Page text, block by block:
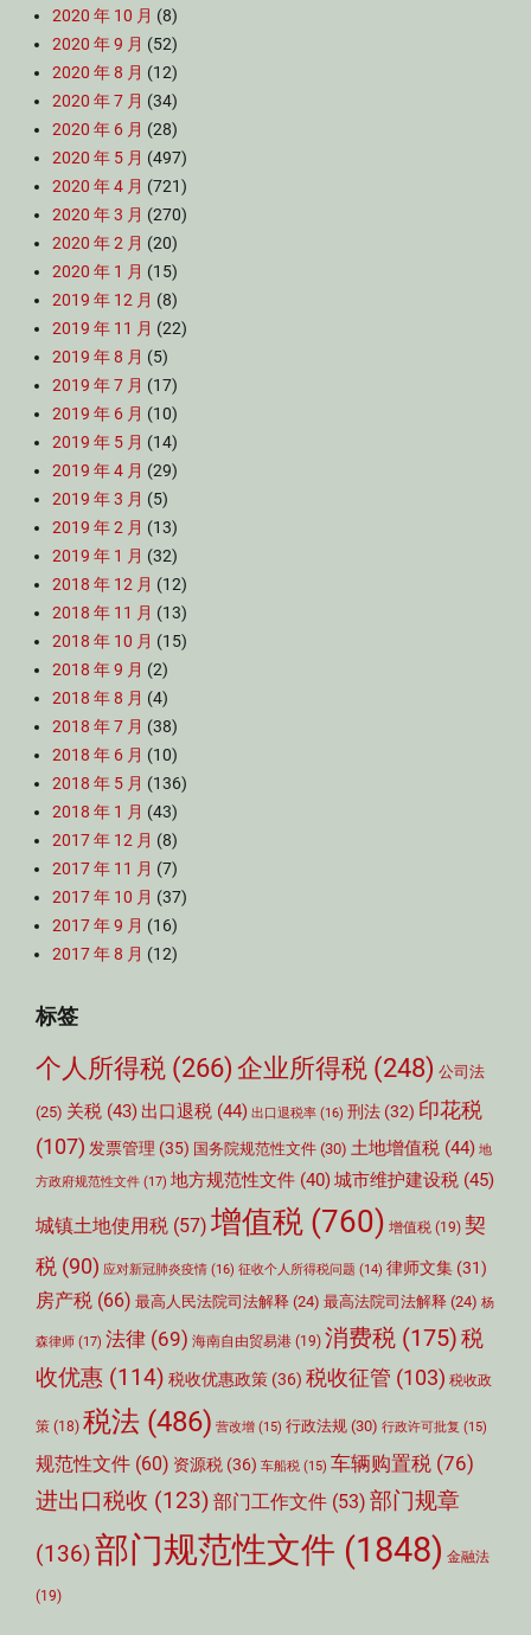
2020 年 10 月 (8)
2020 年 9 月 (52)
2020 年 8 月 (12)
2020 年 7 月 (34)
2020 年 6 月 (28)
2020 年 5 月 (497)
2020 年 4 月 (721)
2020 年 3 月 (270)
2020 年 2 月 (20)
2020 年 1 月 (15)
2019 年 12 月 (8)
2019 年 11 月 (22)
2019 年 8 月 (5)
2019 年 7 月 (17)
2019 年 6 月 (10)
2019 年 5 月 (14)
2019 年 4 月 (29)
2019 年 3 月 (5)
2019 年 2 月 (13)
2019 年 1 月 (32)
2018 年 12 月 (12)
2018 年 11 月 (13)
2018 年 10 月 (15)
2018 年 9 月 (2)
2018 年 8 月 (4)
2018 年 7 月 (38)
2018 年 6 月 (10)
2018 年 5 月 (136)
2018 年 1 月 (43)
2017 年 12 月 (8)
2017 年 11 月 (7)
2017 年 10 月 (37)
2017 年 9 月 (16)
2017 年 8 月 (12)
标签
个人所得税 (266) 企业所得税 (248) 公司法
(25) 关税 (43) 出口退税 (44) 出口退税率 (16) 刑法 (32) 印花税
(107) 发票管理 (35) 国务院规范性文件 (30) 土地增值税 (44) 地
方政府规范性文件 (17) 地方规范性文件 (40)城市维护建设税 (45)
城镇土地使用税 (57) 增值税 (760) 增值税 (19) 契
税 (90) 应对新冠肺炎疫情 (16) 征收个人所得税问题 (14) 律师文集 (31)
房产税 (66) 最高人民法院司法解释 (24) 最高法院司法解释 (24) 杨
森律师 (17) 法律 (69) 海南自由贸易港 (19) 消费税 (175)税
收优惠 (114) 税收优惠政策 (36) 税收征管 (103) 税收政
策 (18) 税法 (486) 营改增 (15) 行政法规 (30) 行政许可批复 (15)
规范性文件 (60) 资源税 (36) 车船税 (15) 车辆购置税 (76)
进出口税收 (123) 部门工作文件 (53) 部门规章
(136)部门规范性文件 (1848) 金融法
(19)